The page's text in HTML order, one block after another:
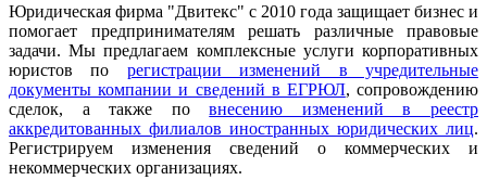
Юридическая фирма "Двитекс" с 2010 года защищает бизнес и
помогает предпринимателям решать различные правовые
задачи. Мы предлагаем комплексные услуги корпоративных
юристов по регистрации изменений в учредительные
документы компании и сведений в ЕГРЮЛ, сопровождению
сделок, а также повнесению изменений в реестр
аккредитованных филиалов иностранных юридических лиц.
Регистрируем изменения сведений о коммерческих и
некоммерческих организациях.